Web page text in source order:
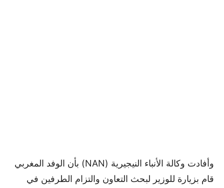
وأفادت وكالة الأنباء النيجيرية (NAN) بأن الوفد المغربي
قام بزيارة للوزير لبحث التعاون والتزام الطرفين في